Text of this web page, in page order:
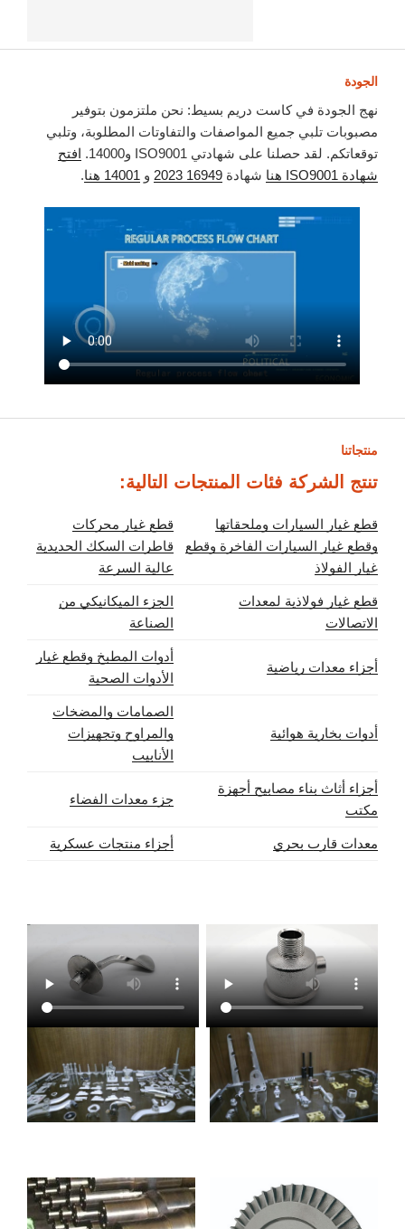
الجودة
نهج الجودة في كاست دريم بسيط: نحن ملتزمون بتوفير
مصبوبات تلبي جميع المواصفات والتفاوتات المطلوبة، وتلبي
توقعاتكم. لقد حصلنا على شهادتي ISO9001 و14000.
افتح
شهادة ISO9001 هنا
شهادة 16949 2023 و 14001 هنا .
منتجاتنا
تنتج الشركة فئات المنتجات التالية:
قطع غيار السيارات وملحقاتها
وقطع غيار السيارات الفاخرة وقطع
غيار الفولاذ
قطع غيار محركات
قاطرات السكك الحديدية
عالية السرعة
قطع غيار فولاذية لمعدات
الاتصالات
الجزء الميكانيكي من
الصناعة
أجزاء معدات رياضية
أدوات المطبخ وقطع غيار
الأدوات الصحية
أدوات بخارية هوائية
الصمامات والمضخات
والمراوح وتجهيزات
الأنابيب
أجزاء أثاث بناء مصابيح أجهزة
مكتب
جزء معدات الفضاء
معدات قارب بحري أجزاء منتجات عسكرية